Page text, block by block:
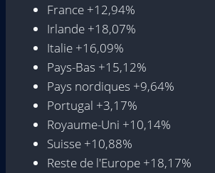
France +12,94%
Irlande +18,07%
Italie +16,09%
Pays-Bas +15,12%
Pays nordiques +9,64%
Portugal +3,17%
Royaume-Uni +10,14%
Suisse +10,88%
Reste de l'Europe +18,17%